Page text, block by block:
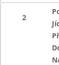
2